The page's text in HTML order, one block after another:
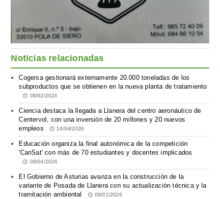
Noticias relacionadas
Cogersa gestionará externamente 20.000 toneladas de los
subproductos que se obtienen en la nueva planta de tratamiento
09/02/2024
Ciencia destaca la llegada a Llanera del centro aeronáutico de
Centervol, con una inversión de 20 millones y 20 nuevos
empleos
14/04/2026
Educación organiza la final autonómica de la competición
'CanSat' con más de 70 estudiantes y docentes implicados
08/04/2024
El Gobierno de Asturias avanza en la construcción de la
variante de Posada de Llanera con su actualización técnica y la
tramitación ambiental
08/01/2026